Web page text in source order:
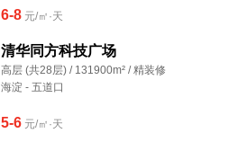
6-8元/㎡·天
清华同方科技广场
高层 (共28层) / 131900m² / 精装修
海淀 - 五道口
5-6元/㎡·天